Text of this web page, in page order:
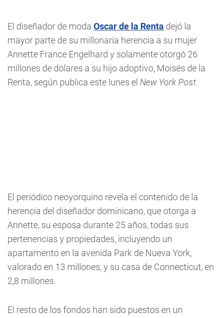
El diseñador de moda Oscar de la Renta dejó la
mayor parte de su millonaria herencia a su mujer
Annette France Engelhard y solamente otorgó 26
millones de dólares a su hijo adoptivo, Moisés de la
Renta, según publica este lunes el New York Post.
El periódico neoyorquino revela el contenido de la
herencia del diseñador dominicano, que otorga a
Annette, su esposa durante 25 años, todas sus
pertenencias y propiedades, incluyendo un
apartamento en la avenida Park de Nueva York,
valorado en 13 millones, y su casa de Connecticut, en
2,8 millones.
El resto de los fondos han sido puestos en un